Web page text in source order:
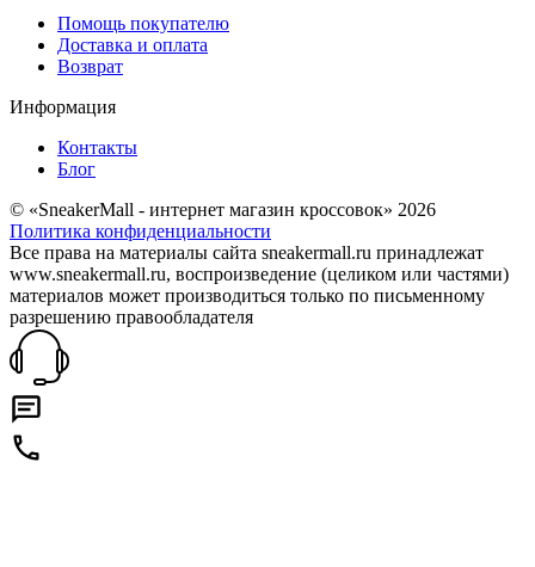
Помощь покупателю
Доставка и оплата
Возврат
Информация
Контакты
Блог
© «SneakerMall - интернет магазин кроссовок» 2026
Политика конфиденциальности
Все права на материалы сайта sneakermall.ru принадлежат
www.sneakermall.ru, воспроизведение (целиком или частями)
материалов может производиться только по письменному
разрешению правообладателя